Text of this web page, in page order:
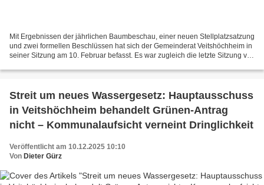
Mit Ergebnissen der jährlichen Baumbeschau, einer neuen Stellplatzsatzung
und zwei formellen Beschlüssen hat sich der Gemeinderat Veitshöchheim in
seiner Sitzung am 10. Februar befasst. Es war zugleich die letzte Sitzung vor
Streit um neues Wassergesetz: Hauptausschuss
in Veitshöchheim behandelt Grünen-Antrag
nicht – Kommunalaufsicht verneint Dringlichkeit
Veröffentlicht am 10.12.2025 10:10
Von Dieter Gürz